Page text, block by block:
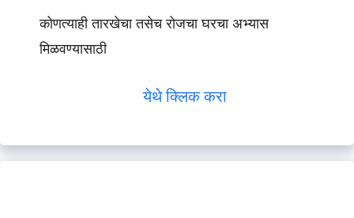
कोणत्याही तारखेचा तसेच रोजचा घरचा अभ्यास
मिळवण्यासाठी
येथे क्लिक करा